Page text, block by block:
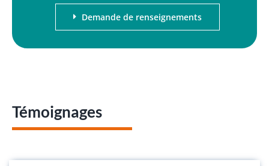
Demande de renseignements
Témoignages